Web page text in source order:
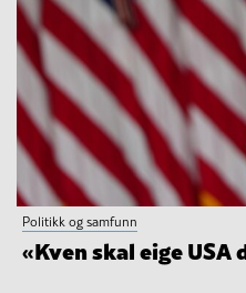
Politikk og samfunn
«Kven skal eige USA